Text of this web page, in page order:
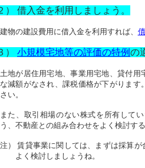
） 借入金を利用しましょう。
建物の建設費用に借入金を利用すれば、
） 小規模宅地等の評価の特例の
土地が居住用宅地、事業用宅地、貸付
な減額がなされ、課税価格が下がりま
さい。
また、取引相場のない株式を所有して
う、不動産との組み合わせをよく検討す
注）
賃貸事業に関しては、まずは採算
よく検討しましょうね。